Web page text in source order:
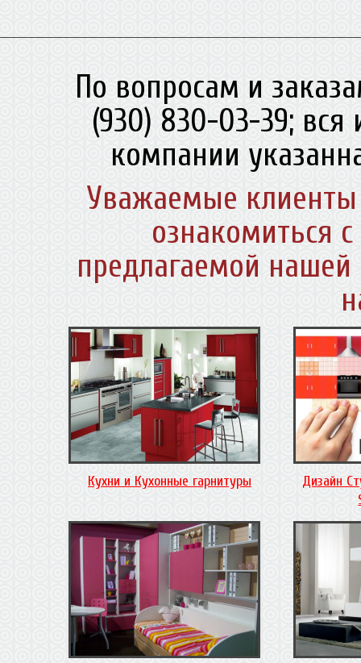
По вопросам и
(930) 830-03-39;
компании
Уважаемые
ознакомиться
предлагаемой
Кухни и Кухонные гарнитуры
Дизайн